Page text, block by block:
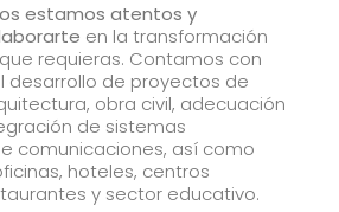
estamos atentos y
en la transformación
requieras. Contamos con
desarrollo de proyectos de
obra civil, adecuación
de sistemas
comunicaciones, así como
hoteles, centros
y sector educativo.